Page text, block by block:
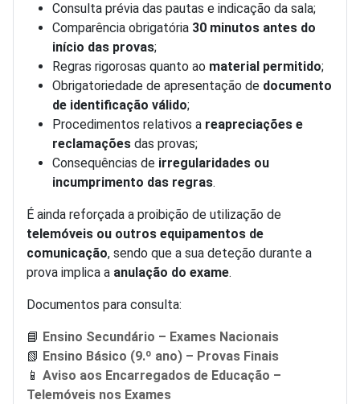
Consulta prévia das pautas e indicação da sala;
Comparência obrigatória 30 minutos antes do
início das provas;
Regras rigorosas quanto ao material permitido;
Obrigatoriedade de apresentação de documento
de identificação válido;
Procedimentos relativos a reapreciações e
reclamações das provas;
Consequências de irregularidades ou
incumprimento das regras.
É ainda reforçada a proibição de utilização de
telemóveis ou outros equipamentos de
comunicação, sendo que a sua deteção durante a
prova implica a anulação do exame.
Documentos para consulta:
📘 Ensino Secundário – Exames Nacionais
📗 Ensino Básico (9.º ano) – Provas Finais
📱 Aviso aos Encarregados de Educação –
Telemóveis nos Exames